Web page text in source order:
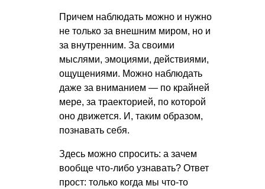
Причем наблюдать можно и нужно
не только за внешним миром, но и
за внутренним. За своими
мыслями, эмоциями, действиями,
ощущениями. Можно наблюдать
даже за вниманием — по крайней
мере, за траекторией, по которой
оно движется. И, таким образом,
познавать себя.
Здесь можно спросить: а зачем
вообще что-либо узнавать? Ответ
прост: только когда мы что-то